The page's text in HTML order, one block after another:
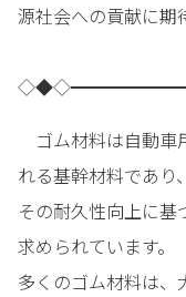
源社会への貢献に期
ゴム材料は自動車
れる基幹材料であり、
その耐久性向上に
求められています。
多くのゴム材料は、